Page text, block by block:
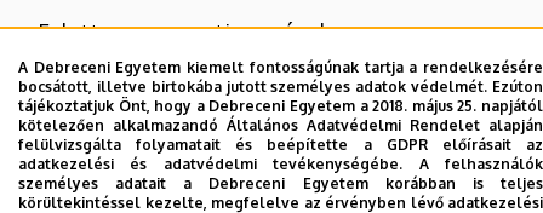
Felettes szervezeti egységek
Debreceni Egyetem
Gazdaságtudományi Kar
Nincs találat.
A Debreceni Egyetem kiemelt fontosságúnak tartja a rendelkezésére
bocsátott, illetve birtokába jutott személyes adatok védelmét. Ezúton
tájékoztatjuk Önt, hogy a Debreceni Egyetem a 2018. május 25. napjától
kötelezően alkalmazandó Általános Adatvédelmi Rendelet alapján
felülvizsgálta folyamatait és beépítette a GDPR előírásait az
adatkezelési és adatvédelmi tevékenységébe. A felhasználók
személyes adatait a Debreceni Egyetem korábban is teljes
körültekintéssel kezelte, megfelelve az érvényben lévő adatkezelési